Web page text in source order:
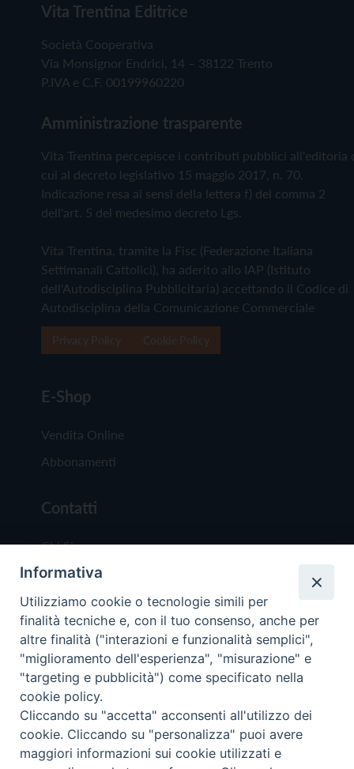
Vita Trentina Editrice
Società Cooperativa
Via Monsignor Endrici, 14 – 38122 Trento
P.IVA e C.F. 00199960220
Amministrazione trasparente
Vita Trentina percepisce i contributi pubblici all'editoria
cui al decreto legislativo 15 maggio 2017, n. 70.
Indicazione resa ai sensi della lettera f) del comma 2
dell'art. 5 del medesimo decreto Lgs.
Vita Trentina, tramite la Fisc (Federazione Italiana
Settimanali Cattolici), ha aderito allo IAP (Istituto
dell'Autodisciplina Pubblicitaria) accettando il Codice di
Autodisciplina della Comunicazione Commerciale
E-Shop
Vendita Online
Abbonamenti
Contatti
Chi Siamo
Redazione
Scrivici
Copyright © 2019 - Tutti i diritti riservati - Vita
Trentina Editrice
Privacy Policy
Informativa
Utilizziamo cookie o tecnologie simili per
finalità tecniche e, con il tuo consenso, anche per
altre finalità ("interazioni e funzionalità semplici",
"miglioramento dell'esperienza", "misurazione" e
"targeting e pubblicità") come specificato nella
cookie policy.
Cliccando su "accetta" acconsenti all'utilizzo dei
cookie. Cliccando su "personalizza" puoi avere
maggiori informazioni sui cookie utilizzati e